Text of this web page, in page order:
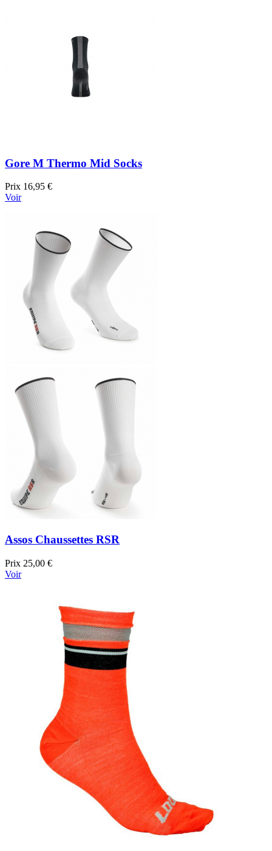
Gore M Thermo Mid Socks
Prix 16,95 €
Voir
Assos Chaussettes RSR
Prix 25,00 €
Voir